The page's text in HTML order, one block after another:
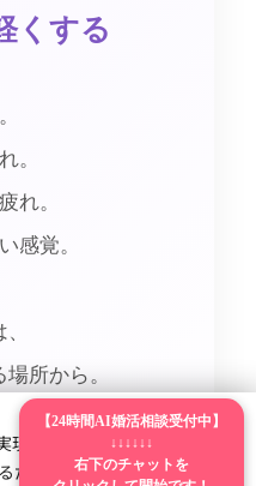
くする
。
れ。
感覚。
所から。
、
するため、Webnodeは
け最高の体験を提供しま
【24時間AI婚活相談受付中】
↓↓↓↓↓↓
右下のチャットを